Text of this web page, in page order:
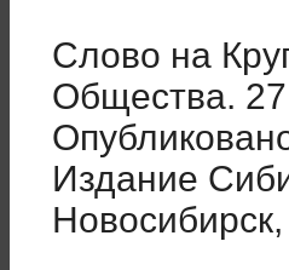
Слово на
Общества. 27
Издание